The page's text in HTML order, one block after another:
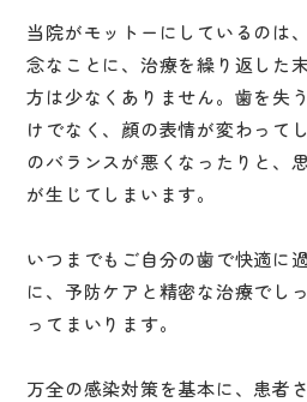
当院がモットーにしているのは
念なことに、治療を繰り返した
方は少なくありません。歯を失
けでなく、顔の表情が変わって
のバランスが悪くなったりと、
が生じてしまいます。
いつまでもご自分の歯で快適に
に、予防ケアと精密な治療でし
ってまいります。
万全の感染対策を基本に、患者